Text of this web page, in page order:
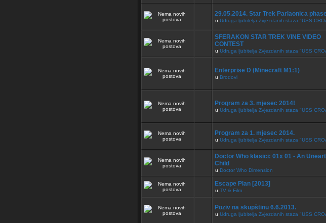
29.05.2014. Star Trek Parlaonica
u Udruga ljubitelja Zvjezdanih staza "USS
SFERAKON STAR TREK VINE VIDEO
CONTEST
u Udruga ljubitelja Zvjezdanih staza "USS
Enterprise D (Minecraft M1:1)
u Brodovi
Program za 3. mjesec 2014!
u Udruga ljubitelja Zvjezdanih staza "USS
Program za 1. mjesec 2014.
u Udruga ljubitelja Zvjezdanih staza "USS
Doctor Who klasici: 01x 01 - An
Child
u Doctor Who Dimension
Escape Plan [2013]
u TV & Film
Poziv na skupštinu 6.6.2013.
u Udruga ljubitelja Zvjezdanih staza "USS